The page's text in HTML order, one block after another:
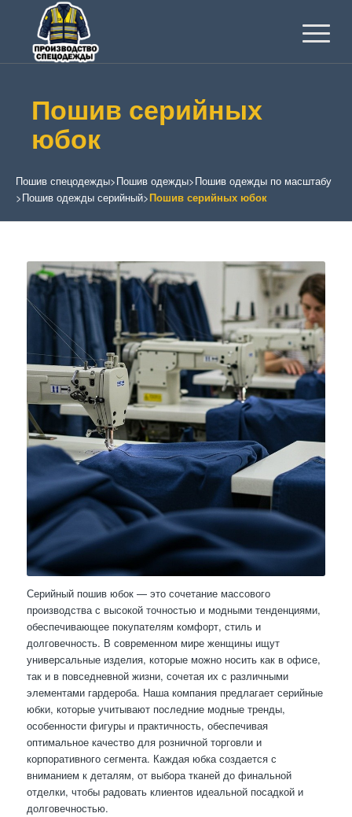
Пошив серийных
юбок
Пошив спецодежды>Пошив одежды>Пошив одежды по масштабу
>Пошив одежды серийный>Пошив серийных юбок
Серийный пошив юбок — это сочетание массового
производства с высокой точностью и модными тенденциями,
обеспечивающее покупателям комфорт, стиль и
долговечность. В современном мире женщины ищут
универсальные изделия, которые можно носить как в офисе,
так и в повседневной жизни, сочетая их с различными
элементами гардероба. Наша компания предлагает серийные
юбки, которые учитывают последние модные тренды,
особенности фигуры и практичность, обеспечивая
оптимальное качество для розничной торговли и
корпоративного сегмента. Каждая юбка создается с
вниманием к деталям, от выбора тканей до финальной
отделки, чтобы радовать клиентов идеальной посадкой и
долговечностью.